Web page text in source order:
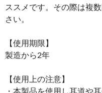
ススメです。その際は複
さい。
【使用期限】
製造から2年
【使用上の注意】